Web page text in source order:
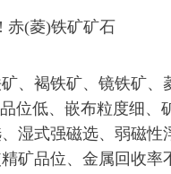
(菱)铁矿矿石
褐铁矿、镜铁矿、
位低、嵌布粒度细
湿式强磁选、弱磁
矿品位、金属回收